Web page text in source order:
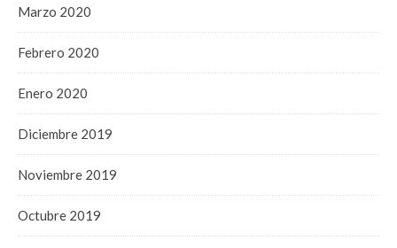
Marzo 2020
Febrero 2020
Enero 2020
Diciembre 2019
Noviembre 2019
Octubre 2019